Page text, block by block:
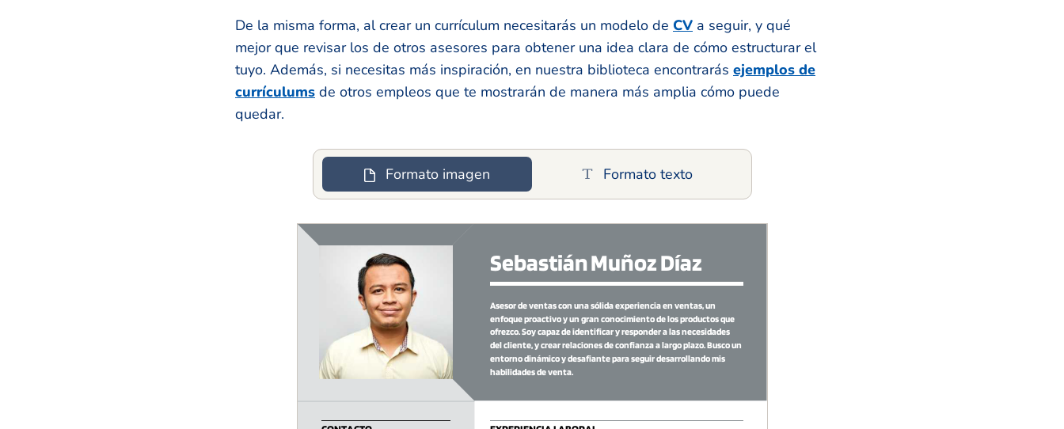
De la misma forma, al crear un currículum necesitarás un modelo de CV a seguir, y qué
mejor que revisar los de otros asesores para obtener una idea clara de cómo estructurar el
tuyo. Además, si necesitas más inspiración, en nuestra biblioteca encontrarás ejemplos de
currículums de otros empleos que te mostrarán de manera más amplia cómo puede
quedar.
Formato imagen Formato texto